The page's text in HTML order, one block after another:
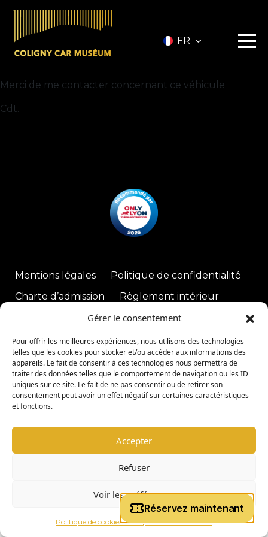
Gérer le consentement
Pour offrir les meilleures expériences, nous utilisons des technologies
telles que les cookies pour stocker et/ou accéder aux informations des
appareils. Le fait de consentir à ces technologies nous permettra de
traiter des données telles que le comportement de navigation ou les ID
uniques sur ce site. Le fait de ne pas consentir ou de retirer son
consentement peut avoir un effet négatif sur certaines caractéristiques
et fonctions.
Accepter
Refuser
Voir les préférences
Politique de cookiesPolitique de confidentialité
FR
Le musée
Infos pratiques
Contact
Merci de me contacter concernant ce véhicule.
Cdt.
Mentions légales
Politique de confidentialité
Charte d’admission
Règlement intérieur
copyright © 2026 -Coligny Car Museum|Tous droits réservés